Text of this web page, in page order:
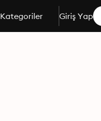
Kategoriler Giriş Yap